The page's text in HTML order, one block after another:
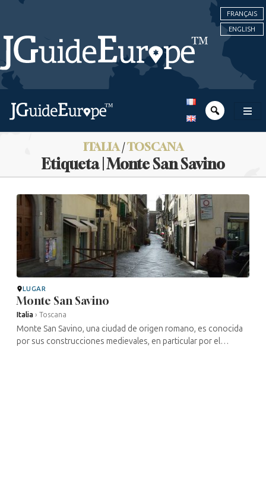
FRANÇAIS
ENGLISH
ITALIA/TOSCANA
Etiqueta | Monte San Savino
LUGAR
Monte San Savino
Italia › Toscana
Monte San Savino, una ciudad de origen romano, es conocida
por sus construcciones medievales, en particular por el